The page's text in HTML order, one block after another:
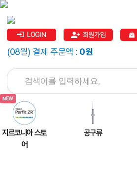
LOGIN 회원가입
(08월) 결제 주문액 : 0원
지르코니아 스토
어
공구류